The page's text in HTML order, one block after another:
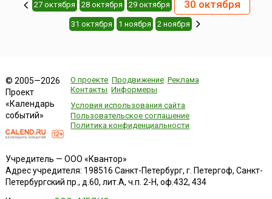
27 октября 28 октября 29 октября 30 октября
31 октября 1 ноября 2 ноября
© 2005—2026
Проект
«Календарь
событий»
О проекте Продвижение Реклама
Контакты Информеры
Условия использования сайта
Пользовательское соглашение
Политика конфиденциальности
Учредитель — ООО «Квантор»
Адрес учредителя: 198516 Санкт-Петербург, г. Петергоф, Санкт-
Петербургский пр., д.60, лит.А, ч.п. 2-Н, оф.432, 434